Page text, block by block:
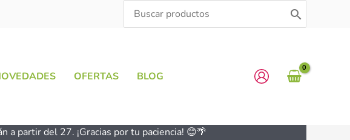
Search
for:
OFERTAS BLOG
a partir del 27. ¡Gracias por tu paciencia! 😊🌴